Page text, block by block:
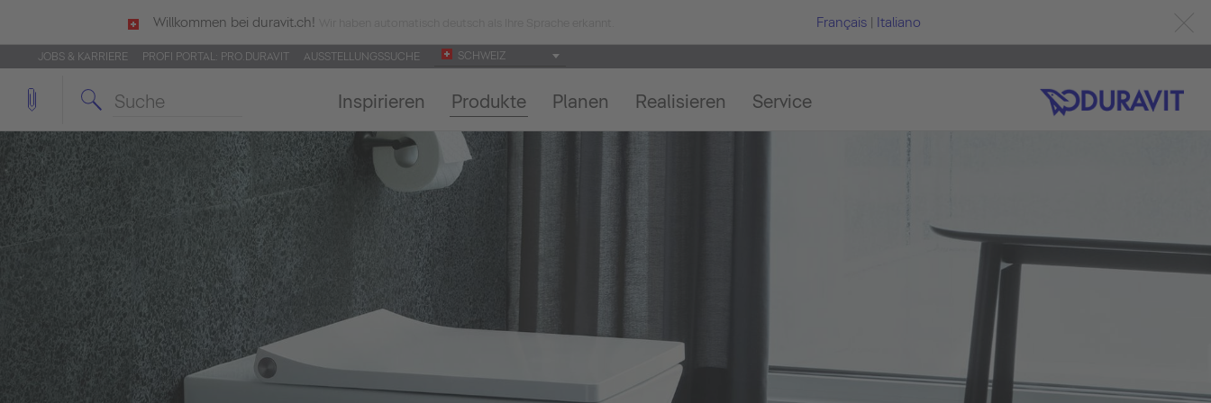
Willkommen bei duravit.ch! Français | Italiano
JOBS & KARRIERE PROFI PORTAL: PRO.DURAVIT AUSSTELLUNGSSUCHE SCHWEIZ
Inspirieren Produkte Planen Realisieren Service